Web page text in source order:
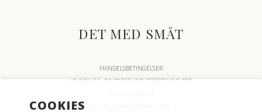
DET MED SMÅT
HANDELSBETINGELSER
LEVERINGS- OG FORSENDELSESBETINGELSER
COOKIES